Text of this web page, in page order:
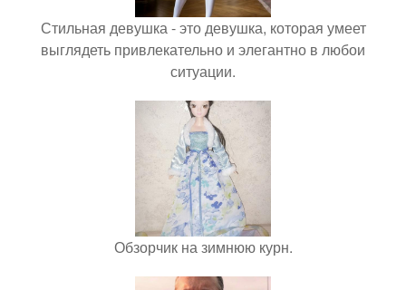
Стильная девушка - это девушка, которая умеет
выглядеть привлекательно и элегантно в любои
ситуации.
Обзорчик на зимнюю курн.